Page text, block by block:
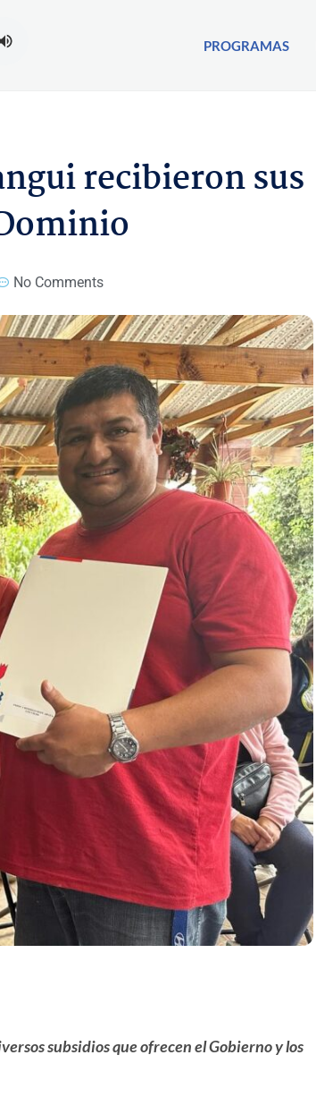
PROGRAMAS
recibieron sus
No Comments
subsidios que ofrecen el Gobierno y los